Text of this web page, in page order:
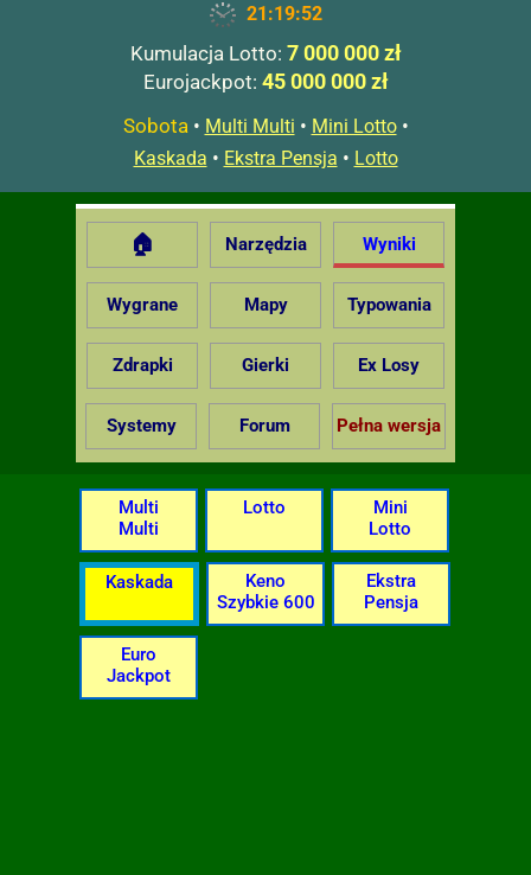
21:19:53
Kumulacja Lotto: 7 000 000 zł
Eurojackpot: 45 000 000 zł
Sobota• Multi Multi • Mini Lotto•
Kaskada • Ekstra Pensja • Lotto
🏠 Narzędzia Wyniki
Wygrane Mapy Typowania
Zdrapki Gierki Ex Losy
Systemy Forum Pełna wersja
Multi
Multi
Lotto
Mini
Lotto
Kaskada
Keno
Szybkie 600
Ekstra
Pensja
Euro
Jackpot